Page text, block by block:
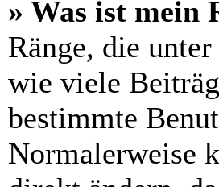
» Was ist mein
Ränge, die
wie viele
bestimmte
Normalerweise